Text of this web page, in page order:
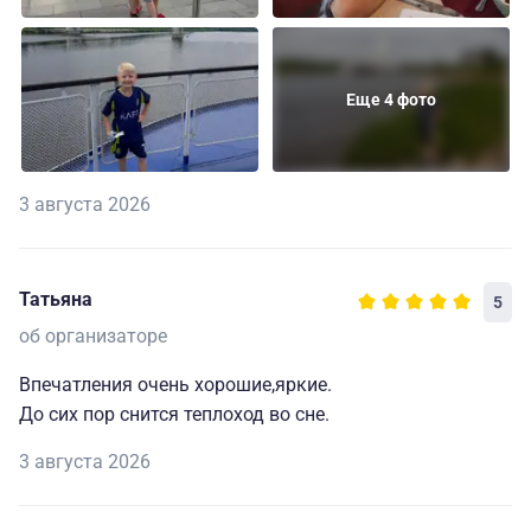
Еще 4 фото
3 августа 2026
Татьяна 5
об организаторе
Впечатления очень хорошие,яркие.
До сих пор снится теплоход во сне.
3 августа 2026